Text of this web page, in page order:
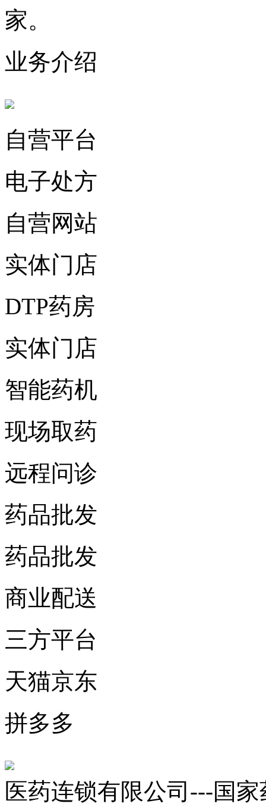
家。
业务介绍
自营平台
电子处方
自营网站
实体门店
DTP药房
实体门店
智能药机
现场取药
远程问诊
药品批发
药品批发
商业配送
三方平台
天猫京东
拼多多
医药连锁有限公司---国